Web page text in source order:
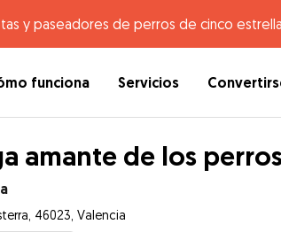
y paseadores de perros de cinco
funciona Servicios
amante de los
46023, Valencia